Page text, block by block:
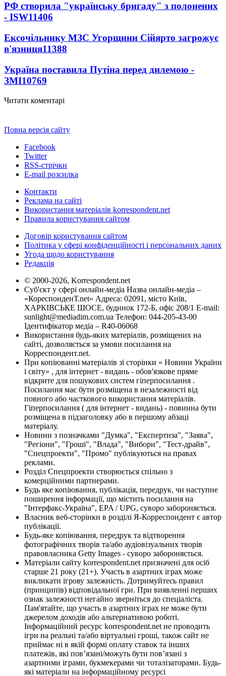
РФ створила "українську бригаду" з полонених
- ISW11406
Ексочільнику МЗС Угорщини Сійярто загрожує
в'язниця11388
Україна поставила Путіна перед дилемою -
ЗМІ10769
Читати коментарі
Повна версія сайту
Facebook
Twitter
RSS-стрічки
E-mail розсилка
Контакти
Реклама на сайті
Використання матеріалів korrespondent.net
Правила користування сайтом
Договір користування сайтом
Політика у сфері конфіденційності і персональних даних
Угода щодо користування
Редакція
© 2000-2026, Korrespondent.net
Суб'єкт у сфері онлайн-медіа Назва онлайн-медіа –
«КореспонденТ.net» Адреса: 02091, місто Київ,
ХАРКІВСЬКЕ ШОСЕ, будинок 172-Б, офіс 208/1 E-mail:
sunlight@mediadim.com.ua Телефон: 044-205-43-00
Ідентифікатор медіа – R40-06068
Використання будь-яких матеріалів, розміщених на
сайті, дозволяється за умови посилання на
Корреспондент.net.
При копіюванні матеріалів зі сторінки « Новини України
і світу» , для інтернет - видань - обов'язкове пряме
відкрите для пошукових систем гіперпосилання .
Посилання має бути розміщена в незалежності від
повного або часткового використання матеріалів.
Гіперпосилання ( для інтернет - видань) - повинна бути
розміщена в підзаголовку або в першому абзаці
матеріалу.
Новини з позначками "Думка", "Експертиза", "Заява",
"Регіони", "Гроші", "Влада", "Вибори", "Тест-драйв",
"Спецпроекти", "Промо" публікуються на правах
реклами.
Розділ Спецпроекти створюється спільно з
комерційними партнерами.
Будь яке копіювання, публікація, передрук, чи наступне
поширення інформації, що містить посилання на
"Інтерфакс-Україна", EPA / UPG, суворо забороняється.
Власник веб-сторінки в розділі Я-Корреспондент є автор
публікації.
Будь-яке копіювання, передрук та відтворення
фотографічних творів та/або аудіовізуальних творів
правовласника Getty Images - суворо забороняється.
Матеріали сайту korrespondent.net призначені для осіб
старше 21 року (21+). Участь в азартних іграх може
викликати ігрову залежність. Дотримуйтесь правил
(принципів) відповідальної гри. При виявленні перших
ознак залежності негайно зверніться до спеціаліста.
Пам'ятайте, що участь в азартних іграх не може бути
джерелом доходів або альтернативою роботі.
Інформаційний ресурс korrespondent.net не проводить
ігри на реальні та/або віртуальні гроші, також сайт не
приймає ні в якій формі оплату ставок та інших
платежів, які пов’язані/можуть бути пов’язані з
азартними іграми, букмекерами чи тоталізаторами. Будь-
які матеріали на інформаційному ресурсі